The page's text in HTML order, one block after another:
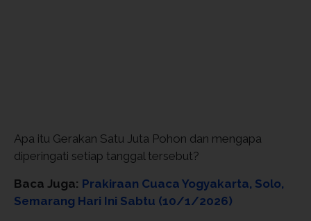
Apa itu Gerakan Satu Juta Pohon dan mengapa
diperingati setiap tanggal tersebut?
Baca Juga: Prakiraan Cuaca Yogyakarta, Solo,
Semarang Hari Ini Sabtu (10/1/2026)